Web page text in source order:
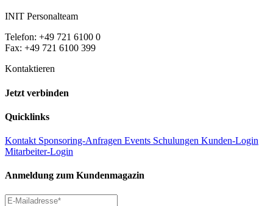
INIT Personalteam
Telefon: +49 721 6100 0
Fax: +49 721 6100 399
Kontaktieren
Jetzt verbinden
Quicklinks
Kontakt Sponsoring-Anfragen Events Schulungen Kunden-Login
Mitarbeiter-Login
Anmeldung zum Kundenmagazin